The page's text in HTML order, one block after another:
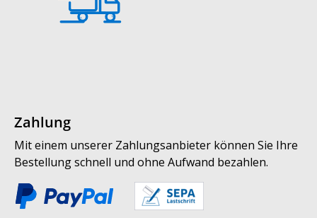
Zahlung
Mit einem unserer Zahlungsanbieter können Sie Ihre
Bestellung schnell und ohne Aufwand bezahlen.